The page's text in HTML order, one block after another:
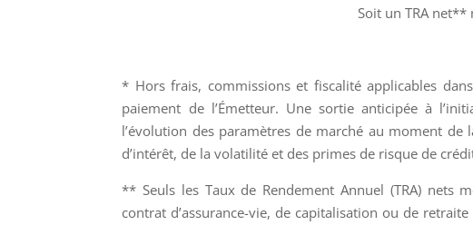
Soit un TRA
* Hors frais, commissions et fiscalité applicables
paiement de l’Émetteur. Une sortie anticipée à
l’évolution des paramètres de marché au moment de
d’intérêt, de la volatilité et des primes de risque de
** Seuls les Taux de Rendement Annuel (TRA) nets
contrat d’assurance-vie, de capitalisation ou de